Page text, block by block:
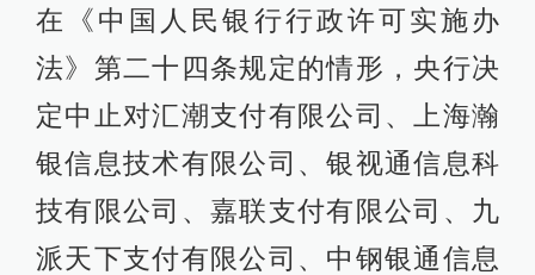
在《中国人民银行行政许可实施办
法》第二十四条规定的情形，央行决
定中止对汇潮支付有限公司、上海瀚
银信息技术有限公司、银视通信息科
技有限公司、嘉联支付有限公司、九
派天下支付有限公司、中钢银通信息